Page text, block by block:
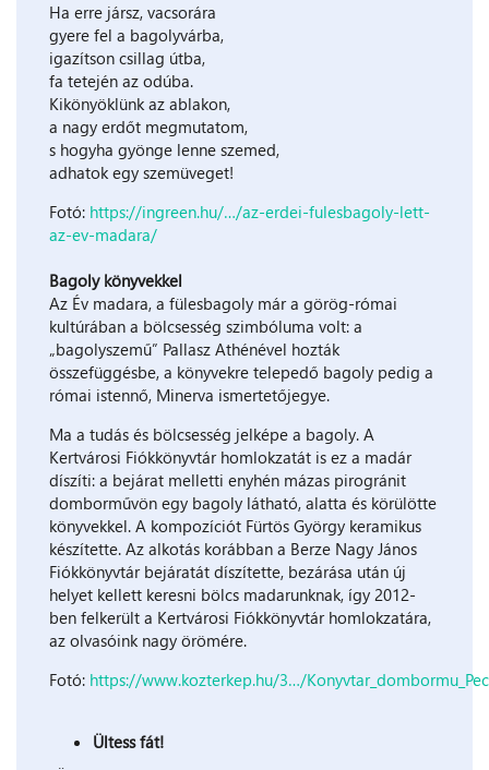
Ha erre jársz, vacsorára
gyere fel a bagolyvárba,
igazítson csillag útba,
fa tetején az odúba.
Kikönyöklünk az ablakon,
a nagy erdőt megmutatom,
s hogyha gyönge lenne szemed,
adhatok egy szemüveget!
Fotó: https://ingreen.hu/…/az-erdei-fulesbagoly-lett-
az-ev-madara/
Bagoly könyvekkel
Az Év madara, a fülesbagoly már a görög-római
kultúrában a bölcsesség szimbóluma volt: a
„bagolyszemű” Pallasz Athénével hozták
összefüggésbe, a könyvekre telepedő bagoly pedig a
római istennő, Minerva ismertetőjegye.
Ma a tudás és bölcsesség jelképe a bagoly. A
Kertvárosi Fiókkönyvtár homlokzatát is ez a madár
díszíti: a bejárat melletti enyhén mázas pirogránit
domborművön egy bagoly látható, alatta és körülötte
könyvekkel. A kompozíciót Fürtös György keramikus
készítette. Az alkotás korábban a Berze Nagy János
Fiókkönyvtár bejáratát díszítette, bezárása után új
helyet kellett keresni bölcs madarunknak, így 2012-
ben felkerült a Kertvárosi Fiókkönyvtár homlokzatára,
az olvasóink nagy örömére.
Fotó: https://www.kozterkep.hu/3…/
Ültess fát!